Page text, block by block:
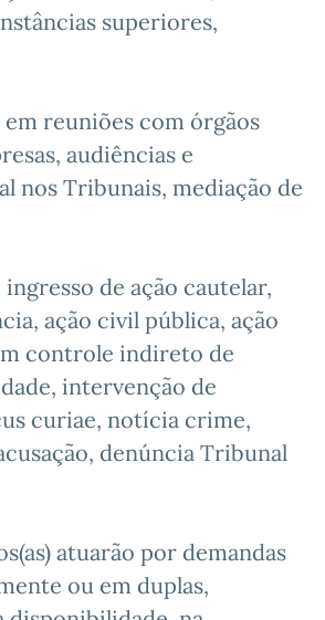
superiores,
reuniões com órgãos
audiências e
nos Tribunais, mediação de
de ação cautelar,
ação civil pública, ação
controle indireto de
intervenção de
curiae, notícia crime,
denúncia Tribunal
atuarão por demandas
ou em duplas,